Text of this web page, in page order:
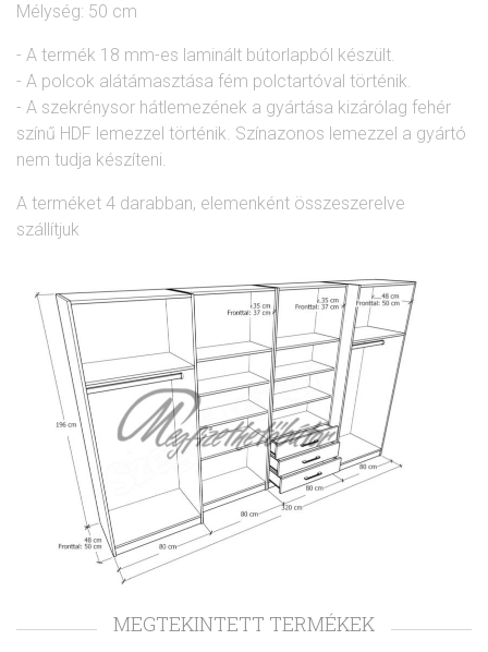
Mélység: 50 cm
- A termék 18 mm-es laminált bútorlapból készült.
- A polcok alátámasztása fém polctartóval történik.
- A szekrénysor hátlemezének a gyártása kizárólag fehér
színű HDF lemezzel történik. Színazonos lemezzel a gyártó
nem tudja készíteni.
A terméket 4 darabban, elemenként összeszerelve
szállítjuk
MEGTEKINTETT TERMÉKEK